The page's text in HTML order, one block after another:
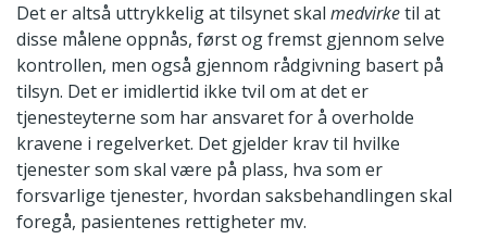
Det er altså uttrykkelig at tilsynet skal medvirketil at
disse målene oppnås, først og fremst gjennom selve
kontrollen, men også gjennom rådgivning basert på
tilsyn. Det er imidlertid ikke tvil om at det er
tjenesteyterne som har ansvaret for å overholde
kravene i regelverket. Det gjelder krav til hvilke
tjenester som skal være på plass, hva som er
forsvarlige tjenester, hvordan saksbehandlingen skal
foregå, pasientenes rettigheter mv.